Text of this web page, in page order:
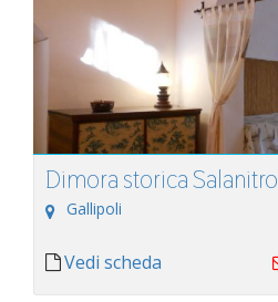
Dimora storica Salanitro
Gallipoli
Vedi scheda